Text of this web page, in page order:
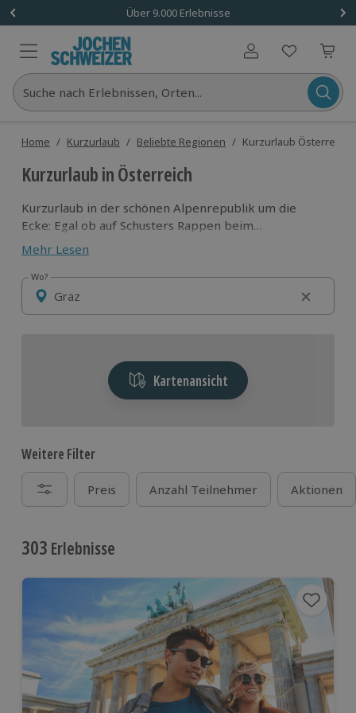
Über 9.000 Erlebnisse
Benutzerkonto
Suche nach Erlebnissen, Orten...
Home / Kurzurlaub / Beliebte Regionen / Kurzurlaub Österreich
Kurzurlaub in Österreich
Kurzurlaub in der schönen Alpenrepublik um die
Ecke: Egal ob auf Schusters Rappen beim
Wanderurlaub in der Steiermark, die Seele an
malerischen, smaragdgrünen Seen beim Wellness-
Kurztrip in Tirol baumeln lassen oder sich beim
Städtetrip mit dem Fiaker entlang der
Sehenswürdigkeiten Wiens chauffieren lassen –
Mehr Lesen
Wo?
Wo?
Kartenansicht
Weitere Filter
Preis Anzahl Teilnehmer Aktionen
303 Erlebnisse